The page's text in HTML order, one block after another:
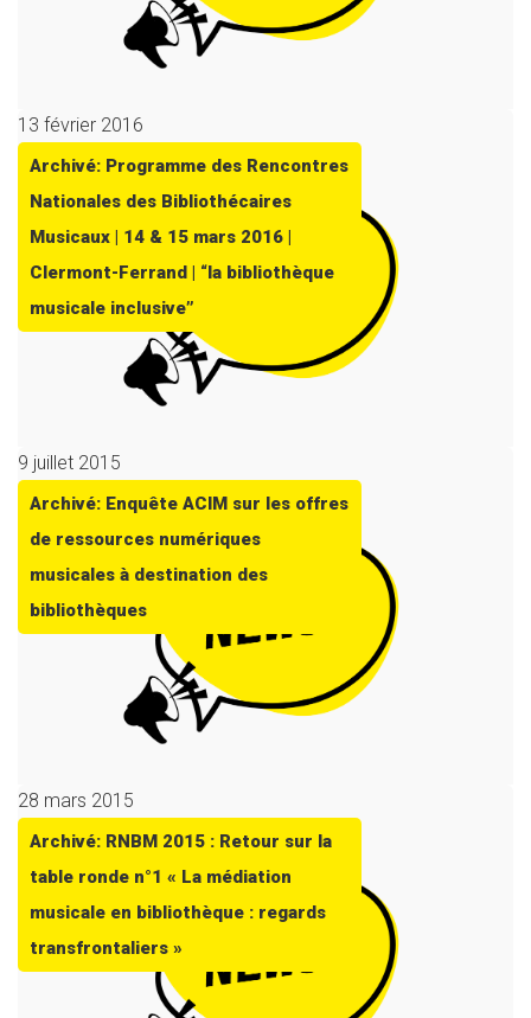
13 février 2016
Archivé: Programme des Rencontres
Nationales des Bibliothécaires
Musicaux | 14 & 15 mars 2016 |
Clermont-Ferrand | “la bibliothèque
musicale inclusive”
9 juillet 2015
Archivé: Enquête ACIM sur les offres
de ressources numériques
musicales à destination des
bibliothèques
28 mars 2015
Archivé: RNBM 2015 : Retour sur la
table ronde n°1 « La médiation
musicale en bibliothèque : regards
transfrontaliers »